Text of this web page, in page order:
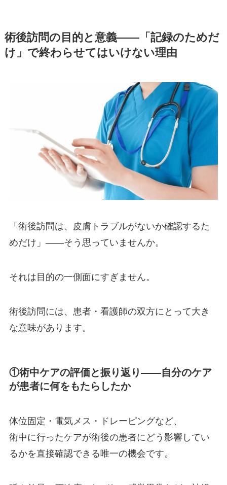
術後訪問の目的と意義——「記録のためだ
け」で終わらせてはいけない理由
「術後訪問は、皮膚トラブルがないか確認するた
めだけ」——そう思っていませんか。
それは目的の一側面にすぎません。
術後訪問には、患者・看護師の双方にとって大き
な意味があります。
①術中ケアの評価と振り返り——自分のケア
が患者に何をもたらしたか
体位固定・電気メス・ドレーピングなど、
術中に行ったケアが術後の患者にどう影響してい
るかを直接確認できる唯一の機会です。